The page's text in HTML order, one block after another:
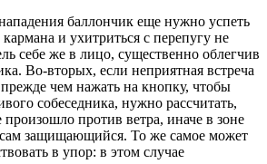
баллончик еще нужно успеть
и ухитриться с перепугу не
себе же в лицо, существенно облегчив
Во-вторых, если неприятная встреча
чем нажать на кнопку, чтобы
собеседника, нужно рассчитать,
против ветра, иначе в зоне
защищающийся. То же самое может
в упор: в этом случае